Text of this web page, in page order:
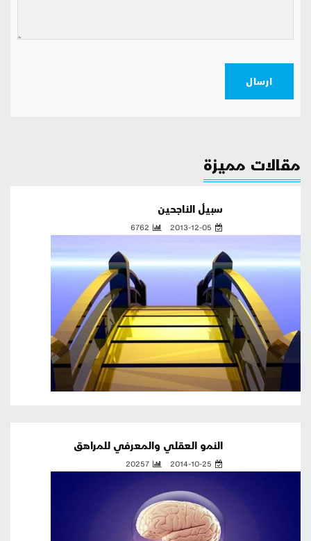
ارسال
مقالات مميزة
سبيلُ الناجحين
2013-12-05
6762
النمو العقلي والمعرفي للمراهق
2014-10-25
20257